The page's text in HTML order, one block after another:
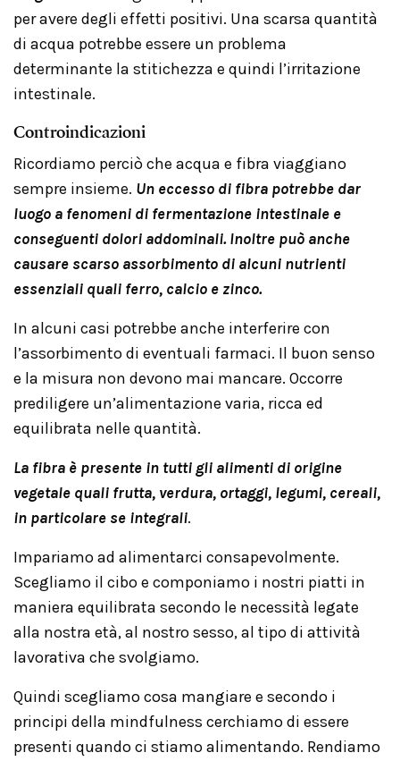
per avere degli effetti positivi. Una scarsa quantità
di acqua potrebbe essere un problema
determinante la stitichezza e quindi l’irritazione
intestinale.
Controindicazioni
Ricordiamo perciò che acqua e fibra viaggiano
sempre insieme. Un eccesso di fibra potrebbe dar
luogo a fenomeni di fermentazione intestinale e
conseguenti dolori addominali. Inoltre può anche
causare scarso assorbimento di alcuni nutrienti
essenziali quali ferro, calcio e zinco.
In alcuni casi potrebbe anche interferire con
l’assorbimento di eventuali farmaci. Il buon senso
e la misura non devono mai mancare. Occorre
prediligere un’alimentazione varia, ricca ed
equilibrata nelle quantità.
La fibra è presente in tutti gli alimenti di origine
vegetale quali frutta, verdura, ortaggi, legumi, cereali,
in particolare se integrali.
Impariamo ad alimentarci consapevolmente.
Scegliamo il cibo e componiamo i nostri piatti in
maniera equilibrata secondo le necessità legate
alla nostra età, al nostro sesso, al tipo di attività
lavorativa che svolgiamo.
Quindi scegliamo cosa mangiare e secondo i
principi della mindfulness cerchiamo di essere
presenti quando ci stiamo alimentando. Rendiamo